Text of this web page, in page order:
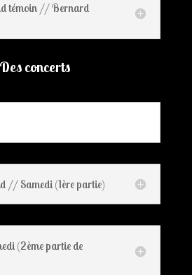
témoin // Bernard
Des concerts
// Samedi (1ère partie)
(2ème partie de